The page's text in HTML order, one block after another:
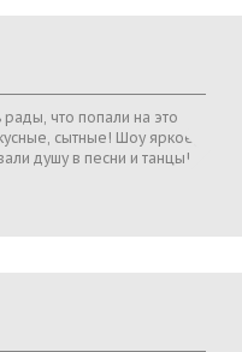
что попали на это
сытные! Шоу яркое,
душу в песни и танцы!